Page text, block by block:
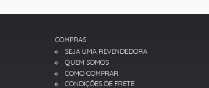
COMPRAS
SEJA UMA REVENDEDORA
QUEM SOMOS
COMO COMPRAR
CONDIÇÕES DE FRETE